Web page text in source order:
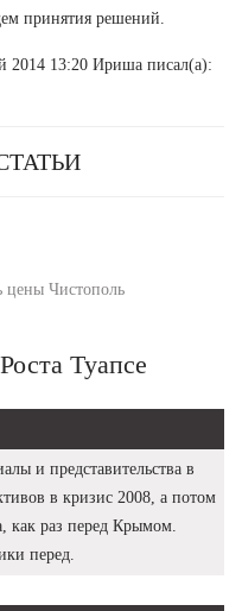
принятия решений.
2014 13:20 Ириша писал(а):
цены Чистополь
Туапсе
и представительства в
в кризис 2008, а потом
как раз перед Крымом.
перед.